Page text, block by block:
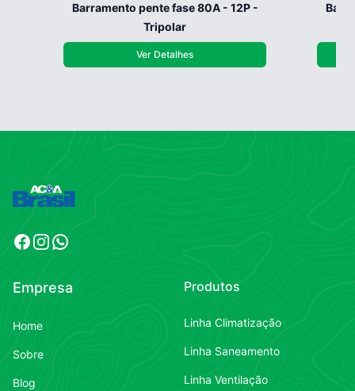
Barramento pente fase 80A - 12P -
Tripolar
Ver Detalhes
Facebook
Instagram
WhatsApp
Empresa
Home
Sobre
Blog
Produtos
Linha Climatização
Linha Saneamento
Linha Ventilação